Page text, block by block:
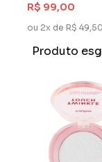
R$ 99,00
ou 2x de R$ 49,50
Produto